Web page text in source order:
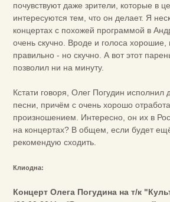
почувствуют даже зрители, которые в
интересуются тем, что он делает. Я
концертах с похожей программой в
очень скучно. Вроде и голоса хорошие,
правильно - но скучно. А вот этот
позволил ни на минуту.
Кстати говоря, Олег Погудин исполнил
песни, причём с очень хорошо
произношением. Интересно, он их в
на концертах? В общем, если будет
рекомендую сходить.
Клиодна:
Концерт Олега Погудина на т/к